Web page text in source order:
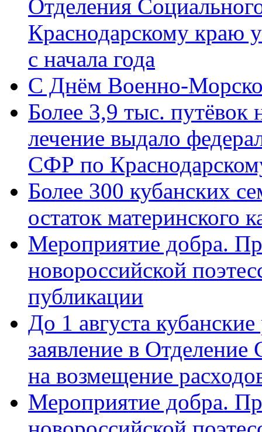
Отделения
Краснодарскому краю
с начала года
C Днём Военно-
Более 3,9 тыс. путёвок
лечение выдало
СФР по
Более 300 кубанских
остаток материнского
Мероприятие добра.
новороссийской
публикации
До 1 августа
заявление в
на возмещение
Мероприятие добра.